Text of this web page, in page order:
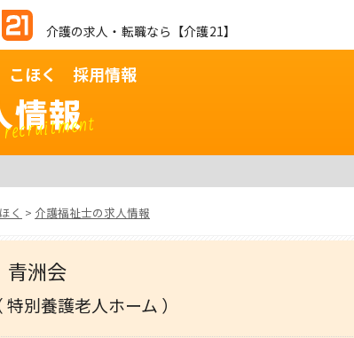
介護の求人・転職なら【介護21】
こほく 採用情報
情報
recruitment
く > 介護福祉士の求人情報
洲会
特別養護老人ホーム ）